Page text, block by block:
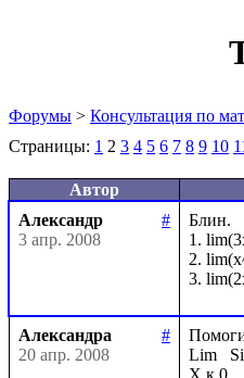
Форумы > Консультация по
Страницы: 1 2 3 4 5 6 7 8 9 10
Автор
Александр
#
3 апр. 2008
Блин.
1.
2.
Александра
#
20 апр. 2008
Lim